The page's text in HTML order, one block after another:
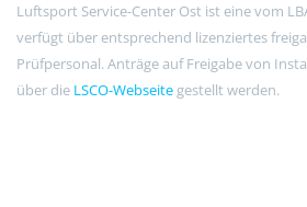
Luftsport Service-Center Ost ist eine vom
verfügt über entsprechend lizenziertes
Prüfpersonal. Anträge auf Freigabe von
über die LSCO-Webseite gestellt werden.